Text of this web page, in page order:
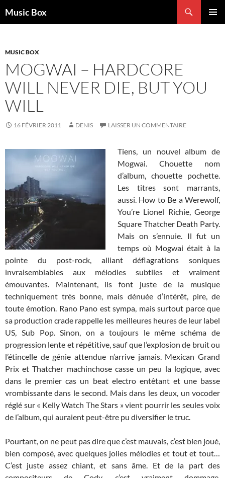
auMusic Box
MUSIC BOX
MOGWAI – HARDCORE
WILL NEVER DIE, BUT YOU
WILL
16 FÉVRIER 2011 DENIS LAISSER UN COMMENTAIRE
Tiens, un nouvel album de
Mogwai. Chouette nom
d’album, chouette pochette.
Les titres sont marrants,
aussi. How to Be a Werewolf,
You’re Lionel Richie, George
Square Thatcher Death Party.
Mais on s’ennuie. Il fut un
temps où Mogwai était à la
pointe du post-rock, alliant déflagrations soniques
invraisemblables aux mélodies subtiles et vraiment
émouvantes. Maintenant, ils font juste de la musique
techniquement très bonne, mais dénuée d’intérêt, pire, de
toute émotion. Rano Pano est sympa, mais surtout parce que
sa production crade rappelle les meilleures heures de leur label
US, Sub Pop. Sinon, on a toujours le même schéma de
progression lente et répétitive, sauf que l’explosion de bruit ou
l’étincelle de génie attendue n’arrive jamais. Mexican Grand
Prix et Thatcher machinchose casse un peu la logique, avec
dans le premier cas un beat electro entêtant et une basse
vrombissante dans le second. Mais dans les deux, un vocoder
réglé sur « Kelly Watch The Stars » vient pourrir les seules voix
de l’album, qui auraient peut-être pu diversifier le truc.
Pourtant, on ne peut pas dire que c’est mauvais, c’est bien joué,
bien composé, avec quelques jolies mélodies et tout et tout…
C’est juste assez chiant, et sans âme. Et de la part des